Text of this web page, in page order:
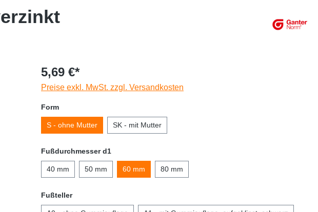
5,69 €*
Preise exkl. MwSt. zzgl. Versandkosten
Form
S - ohne Mutter SK - mit Mutter
Fußdurchmesser d1
40 mm 50 mm 60 mm 80 mm
Fußteller